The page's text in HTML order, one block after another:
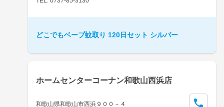
どこでもベープ蚊取り 120日セット シルバー
ホームセンターコーナン和歌山西浜店
和歌山県和歌山市西浜９００－４